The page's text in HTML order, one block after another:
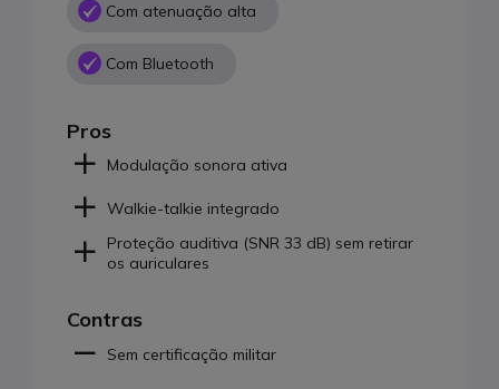
Com atenuação alta
Com Bluetooth
Pros
Modulação sonora ativa
Walkie-talkie integrado
Proteção auditiva (SNR 33 dB) sem retirar
os auriculares
Contras
Sem certificação militar